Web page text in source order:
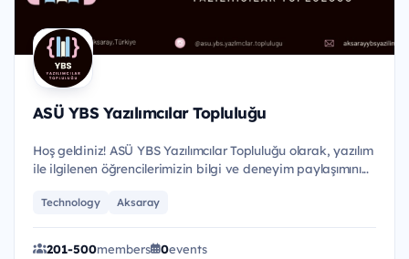
ASÜ YBS Yazılımcılar Topluluğu
Hoş geldiniz! ASÜ YBS Yazılımcılar Topluluğu olarak, yazılım
ile ilgilenen öğrencilerimizin bilgi ve deneyim paylaşımını...
Technology Aksaray
201-500members 0events